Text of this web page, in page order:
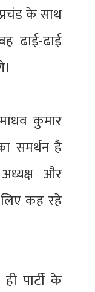
के साथ
ढाई-ढाई
कुमार
समर्थन है
और
लिए कह रहे
पार्टी के